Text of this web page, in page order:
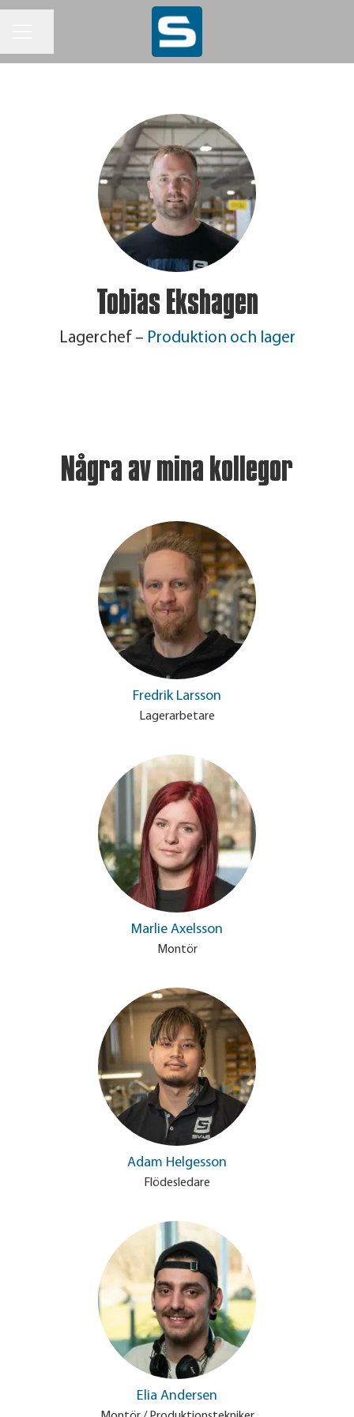
Tobias Ekshagen
Lagerchef – Produktion och lager
Några av mina kollegor
Fredrik Larsson
Lagerarbetare
Marlie Axelsson
Montör
Adam Helgesson
Flödesledare
Elia Andersen